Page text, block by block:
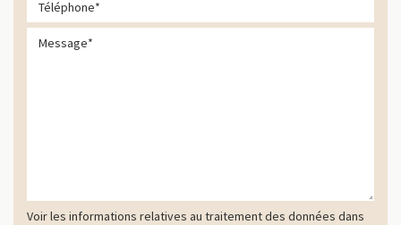
Voir les informations relatives au traitement des données dans